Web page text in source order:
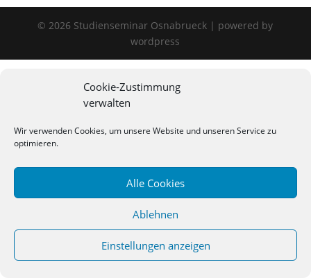
Cookie-Zustimmung
verwalten
Wir verwenden Cookies, um unsere Website und unseren Service zu
optimieren.
Alle Cookies
Ablehnen
Einstellungen anzeigen
© 2026 Studienseminar Osnabrueck | powered by
wordpress